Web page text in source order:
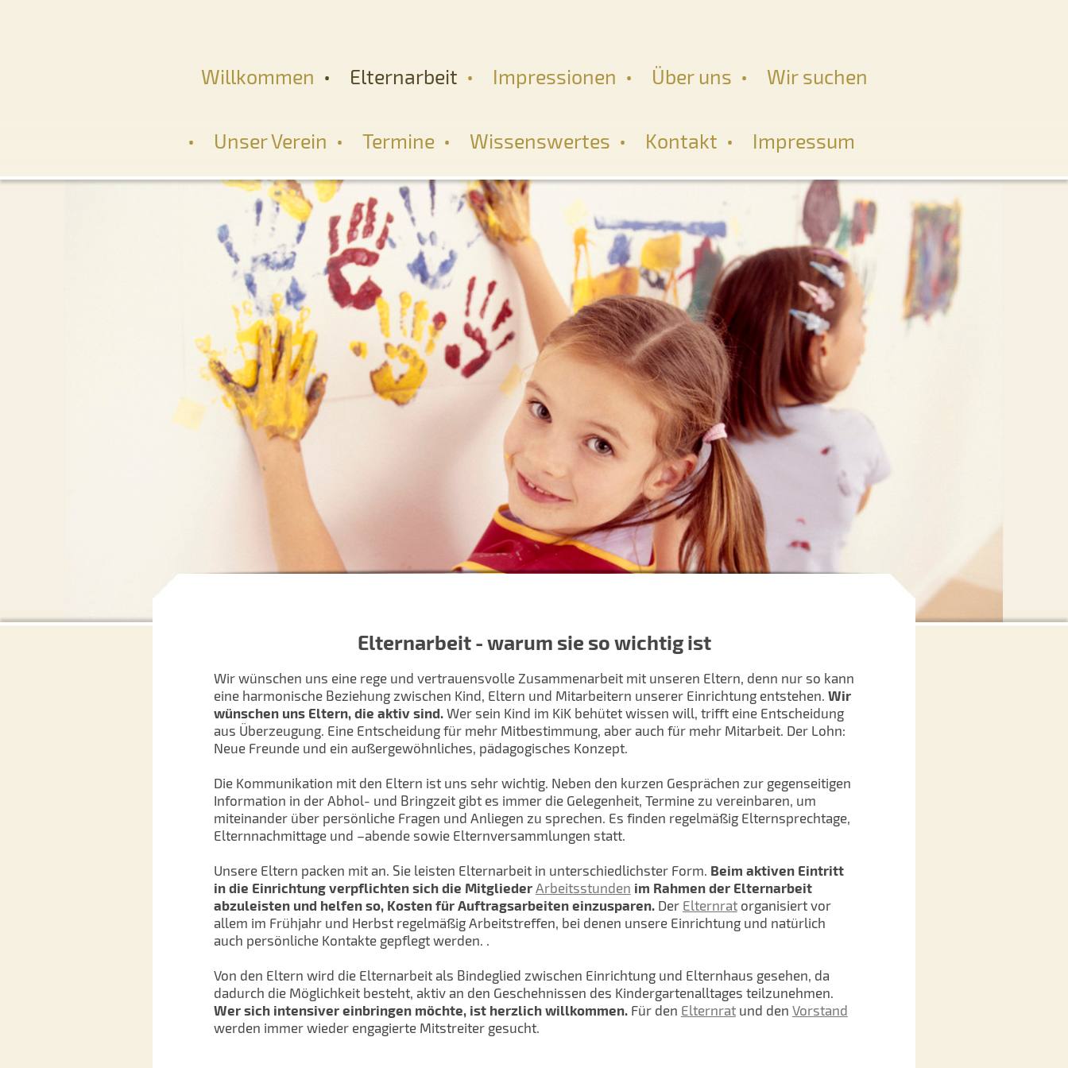
Willkommen Elternarbeit Impressionen Über uns Wir suchen
Unser Verein Termine Wissenswertes Kontakt Impressum
Elternarbeit - warum sie so wichtig ist
Wir wünschen uns eine rege und vertrauensvolle Zusammenarbeit mit unseren Eltern, denn nur so kann
eine harmonische Beziehung zwischen Kind, Eltern und Mitarbeitern unserer Einrichtung entstehen. Wir
wünschen uns Eltern, die aktiv sind.Wer sein Kind im KiK behütet wissen will, trifft eine Entscheidung
aus Überzeugung. Eine Entscheidung für mehr Mitbestimmung, aber auch für mehr Mitarbeit. Der Lohn:
Neue Freunde und ein außergewöhnliches, pädagogisches Konzept.
Die Kommunikation mit den Eltern ist uns sehr wichtig. Neben den kurzen Gesprächen zur gegenseitigen
Information in der Abhol- und Bringzeit gibt es immer die Gelegenheit, Termine zu vereinbaren, um
miteinander über persönliche Fragen und Anliegen zu sprechen. Es finden regelmäßig Elternsprechtage,
Elternnachmittage und –abende sowie Elternversammlungen statt.
Unsere Eltern packen mit an. Sie leisten Elternarbeit in unterschiedlichster Form. Beim aktiven Eintritt
in die Einrichtung verpflichten sich die Mitglieder Arbeitsstunden im Rahmen der Elternarbeit
abzuleisten und helfen so, Kosten für Auftragsarbeiten einzusparen.Der Elternratorganisiert vor
allem im Frühjahr und Herbst regelmäßig Arbeitstreffen, bei denen unsere Einrichtung und natürlich
auch persönliche Kontakte gepflegt werden. .
Von den Eltern wird die Elternarbeit als Bindeglied zwischen Einrichtung und Elternhaus gesehen, da
dadurch die Möglichkeit besteht, aktiv an den Geschehnissen des Kindergartenalltages teilzunehmen.
Wer sich intensiver einbringen möchte, ist herzlich willkommen.Für den Elternratund den Vorstand
werden immer wieder engagierte Mitstreiter gesucht.